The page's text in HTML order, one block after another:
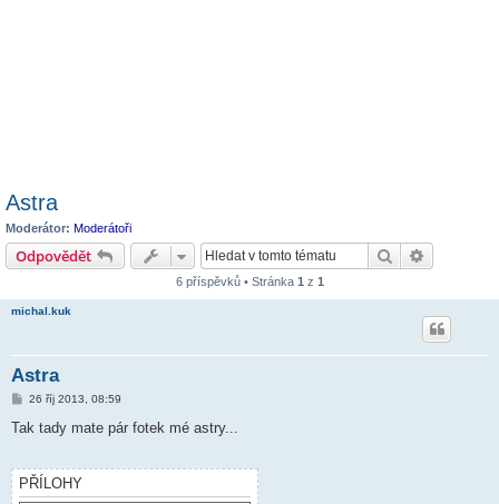
Astra
Moderátor: Moderátoři
Odpovědět Hledat
6 příspěvků • Stránka 1 z 1
michal.kuk
Astra
P
í
v
e
26 říj 2013, 08:59
Tak tady mate pár fotek mé astry...
PŘÍLOHY